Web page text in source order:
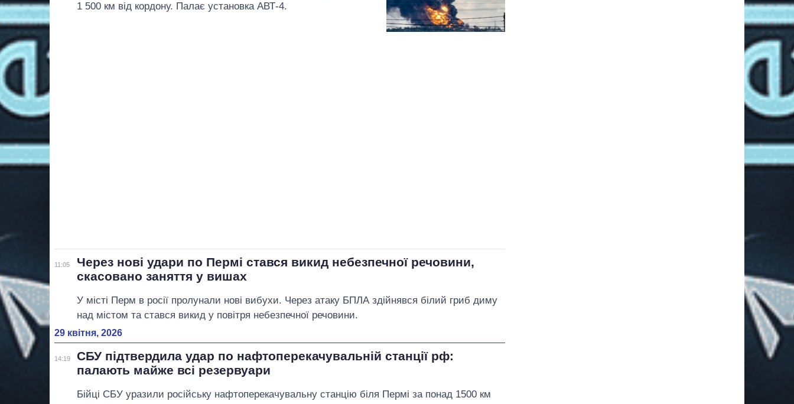
1 500 км від кордону. Палає установка АВТ-4.
11:05
Через нові удари по Пермі стався викид небезпечної речовини,
скасовано заняття у вишах
У місті Перм в росії пролунали нові вибухи. Через атаку БПЛА здійнявся білий гриб диму
над містом та стався викид у повітря небезпечної речовини.
29 квітня, 2026
14:19
СБУ підтвердила удар по нафтоперекачувальній станції рф:
палають майже всі резервуари
Бійці СБУ уразили російську нафтоперекачувальну станцію біля Пермі за понад 1500 км